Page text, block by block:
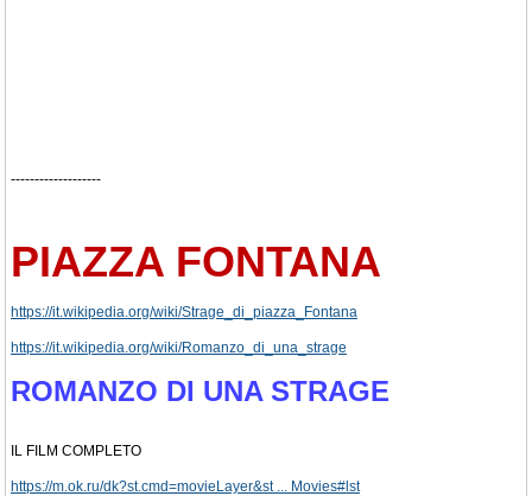
-------------------
PIAZZA FONTANA
https://it.wikipedia.org/wiki/Strage_di_piazza_Fontana
https://it.wikipedia.org/wiki/Romanzo_di_una_strage
ROMANZO DI UNA STRAGE
IL FILM COMPLETO
https://m.ok.ru/dk?st.cmd=movieLayer&st ... Movies#lst